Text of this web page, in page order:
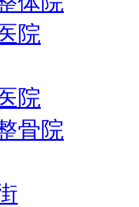
院
院
骨院